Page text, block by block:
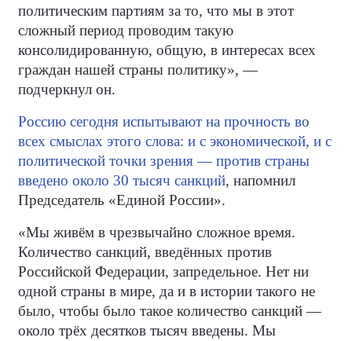
политическим партиям за то, что мы в этот
сложный период проводим такую
консолидированную, общую, в интересах всех
граждан нашей страны политику», —
подчеркнул он.
Россию сегодня испытывают на прочность во
всех смыслах этого слова: и с экономической, и с
политической точки зрения — против страны
введено около 30 тысяч санкций, напомнил
Председатель «Единой России».
«Мы живём в чрезвычайно сложное время.
Количество санкций, введённых против
Российской Федерации, запредельное. Нет ни
одной страны в мире, да и в истории такого не
было, чтобы было такое количество санкций —
около трёх десятков тысяч введены. Мы